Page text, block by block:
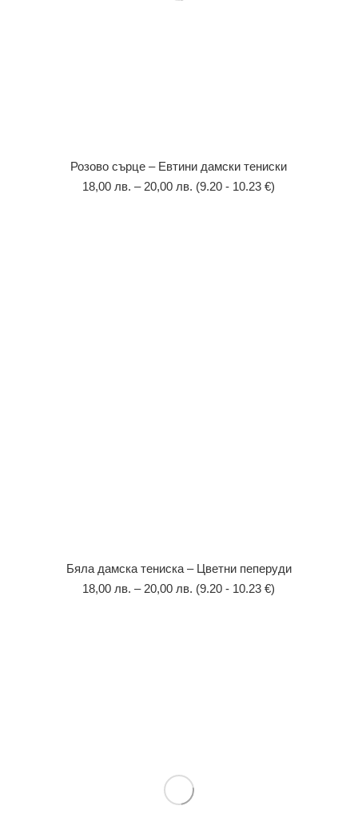
Розово сърце – Евтини дамски тениски
18,00 лв. – 20,00 лв. (9.20 - 10.23 €)
Бяла дамска тениска – Цветни пеперуди
18,00 лв. – 20,00 лв. (9.20 - 10.23 €)